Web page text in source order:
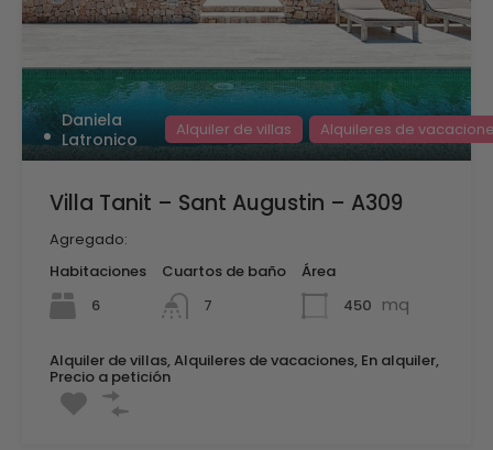
Daniela
Latronico
Alquiler de villas Alquileres de
Villa Tanit – Sant Augustin – A309
Agregado:
Habitaciones
6
Cuartos de baño
7
Área
450 mq
Alquiler de villas, Alquileres de vacaciones, En alquiler,
Precio a petición